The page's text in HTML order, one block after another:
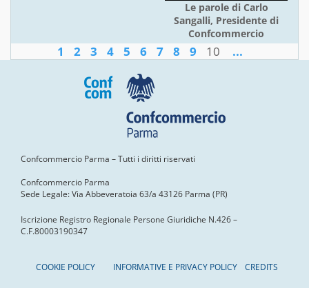
Le parole di Carlo
Sangalli, Presidente di
Confcommercio
1 2 3 4 5 6 7 8 9 10 ...
Confcommercio Parma – Tutti i diritti riservati
Confcommercio Parma
Sede Legale: Via Abbeveratoia 63/a 43126 Parma (PR)
Iscrizione Registro Regionale Persone Giuridiche N.426 –
C.F.80003190347
COOKIE POLICY INFORMATIVE E PRIVACY POLICY CREDITS